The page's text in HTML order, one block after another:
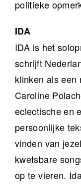
politieke
IDA
IDA is het
schrijft
klinken als een
Caroline
eclectische en
persoonlijke
vinden van
kwetsbare
op te vieren.